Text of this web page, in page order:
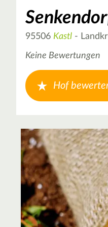
95506 Kastl -
Keine Bewertungen
Hof